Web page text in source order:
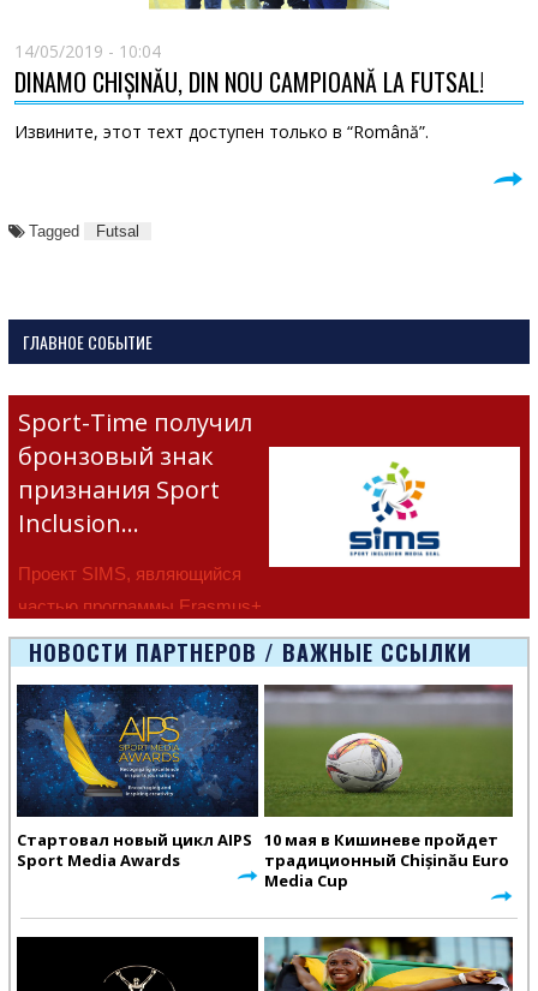
14/05/2019 - 10:04
DINAMO CHIȘINĂU, DIN NOU CAMPIOANĂ LA FUTSAL!
Извините, этот техт доступен только в “Română”.
Tagged Futsal
ГЛАВНОЕ СОБЫТИЕ
Sport-Time получил
бронзовый знак
признания Sport
Inclusion…
Проект SIMS, являющийся
частью программы Erasmus+
Европейско
НОВОСТИ ПАРТНЕРОВ / ВАЖНЫЕ ССЫЛКИ
Стартовал новый цикл AIPS
Sport Media Awards
10 мая в Кишиневе пройдет
традиционный Chișinău Euro
Media Cup